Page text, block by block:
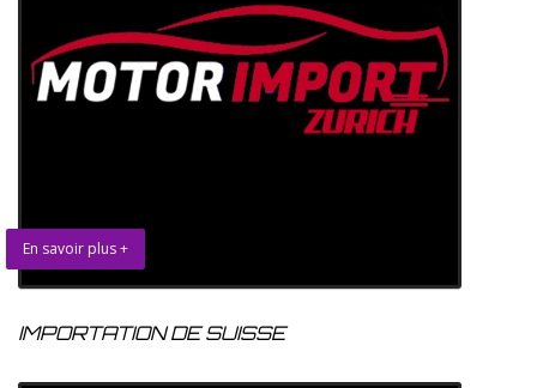
En savoir plus +
IMPORTATION DE SUISSE